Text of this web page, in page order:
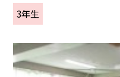
3年生